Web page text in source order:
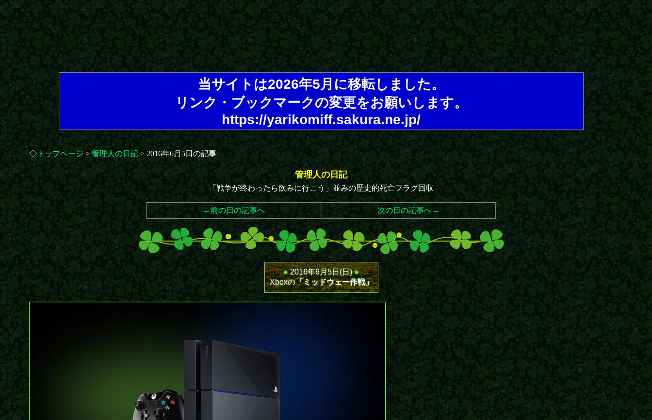
当サイトは2026年5月に移転しました。
リンク・ブックマークの変更をお願いします。
https://yarikomiff.sakura.ne.jp/
◇ トップページ >管理人の日記> 2016年6月5日の記事
管理人の日記
「戦争が終わったら飲みに行こう」並みの歴史的死亡フラグ回収
←前の日の記事へ 次の日の記事へ→
● 2016年6月5日(日)●
Xboxの「ミッドウェー作戦」